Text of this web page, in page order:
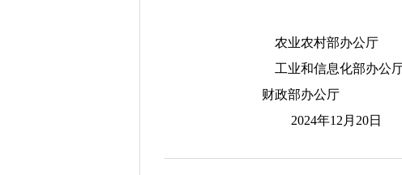
农业农村部办公厅
工业和信息化部办公
财政部办公厅
2024年12 月 20日